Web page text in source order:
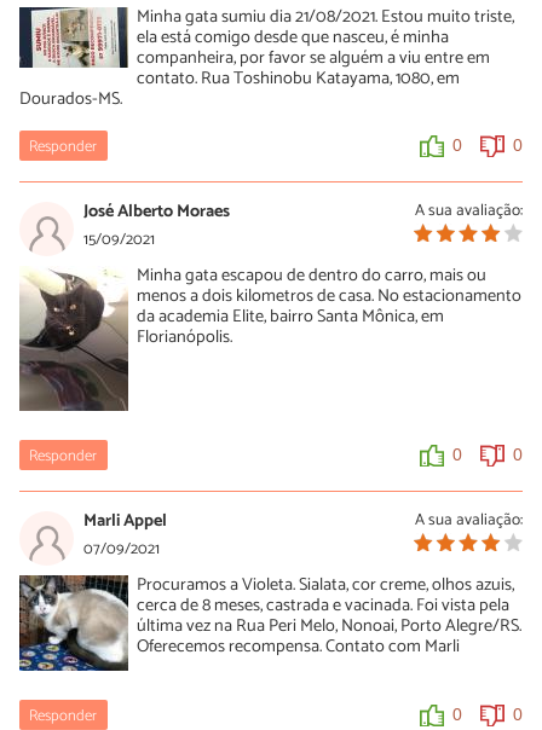
Minha gata sumiu dia 21/08/2021. Estou muito triste,
ela está comigo desde que nasceu, é minha
companheira, por favor se alguém a viu entre em
contato. Rua Toshinobu Katayama, 1080, em
Dourados-MS.
Responder 0 0
A sua avaliação:
José Alberto Moraes
15/09/2021
Minha gata escapou de dentro do carro, mais ou
menos a dois kilometros de casa. No estacionamento
da academia Elite, bairro Santa Mônica, em
Florianópolis.
Responder 0 0
A sua avaliação:
Marli Appel
07/09/2021
Procuramos a Violeta. Sialata, cor creme, olhos azuis,
cerca de 8 meses, castrada e vacinada. Foi vista pela
última vez na Rua Peri Melo, Nonoai, Porto Alegre/RS.
Oferecemos recompensa. Contato com Marli
Responder 0 0